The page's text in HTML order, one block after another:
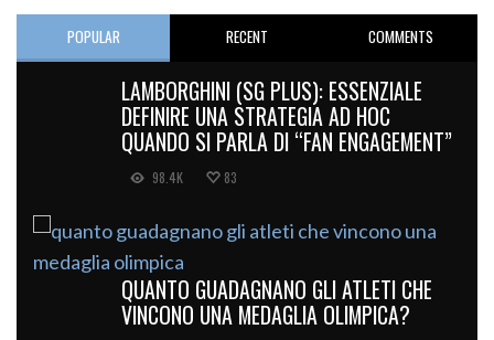
POPULAR RECENT COMMENTS
LAMBORGHINI (SG PLUS): ESSENZIALE
DEFINIRE UNA STRATEGIA AD HOC
QUANDO SI PARLA DI “FAN ENGAGEMENT”
98.4K 83
QUANTO GUADAGNANO GLI ATLETI CHE
VINCONO UNA MEDAGLIA OLIMPICA?